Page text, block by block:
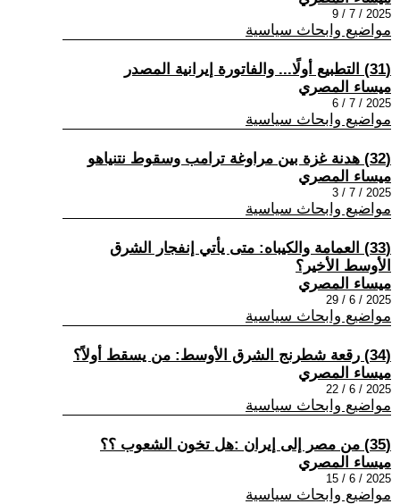
2025 / 7 / 9
مواضيع وابحاث سياسية
(31) التطبيع أولًا... والفاتورة إيرانية المصدر
ميساء المصري
2025 / 7 / 6
مواضيع وابحاث سياسية
(32) هدنة غزة بين مراوغة ترامب وسقوط نتنياهو
ميساء المصري
2025 / 7 / 3
مواضيع وابحاث سياسية
(33) العمامة والكيباه: متى يأتي إنفجار الشرق
الأوسط الأخير؟
ميساء المصري
2025 / 6 / 29
مواضيع وابحاث سياسية
(34) رقعة شطرنج الشرق الأوسط: من يسقط أولاً؟
ميساء المصري
2025 / 6 / 22
مواضيع وابحاث سياسية
(35) من مصر إلى إيران :هل تخون الشعوب ؟؟
ميساء المصري
2025 / 6 / 15
مواضيع وابحاث سياسية